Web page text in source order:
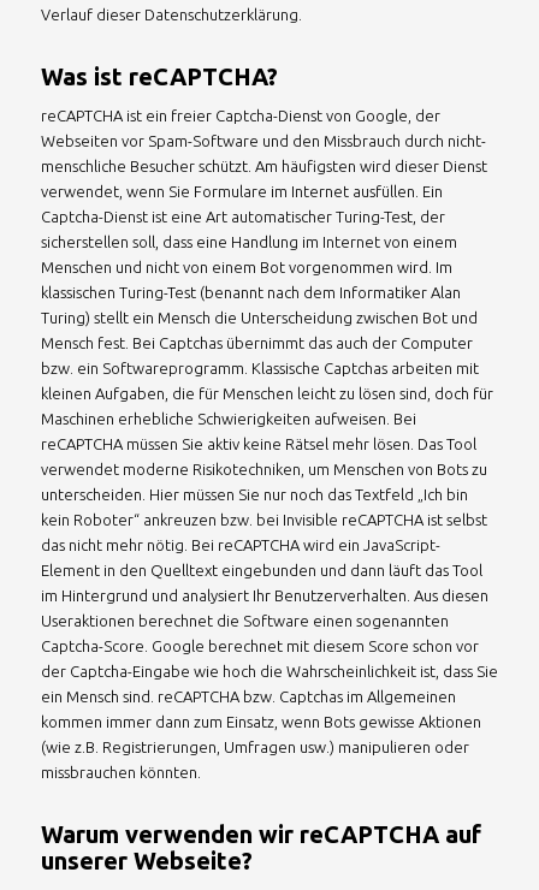
Verlauf dieser Datenschutzerklärung.
Was ist reCAPTCHA?
reCAPTCHA ist ein freier Captcha-Dienst von Google, der
Webseiten vor Spam-Software und den Missbrauch durch nicht-
menschliche Besucher schützt. Am häufigsten wird dieser Dienst
verwendet, wenn Sie Formulare im Internet ausfüllen. Ein
Captcha-Dienst ist eine Art automatischer Turing-Test, der
sicherstellen soll, dass eine Handlung im Internet von einem
Menschen und nicht von einem Bot vorgenommen wird. Im
klassischen Turing-Test (benannt nach dem Informatiker Alan
Turing) stellt ein Mensch die Unterscheidung zwischen Bot und
Mensch fest. Bei Captchas übernimmt das auch der Computer
bzw. ein Softwareprogramm. Klassische Captchas arbeiten mit
kleinen Aufgaben, die für Menschen leicht zu lösen sind, doch für
Maschinen erhebliche Schwierigkeiten aufweisen. Bei
reCAPTCHA müssen Sie aktiv keine Rätsel mehr lösen. Das Tool
verwendet moderne Risikotechniken, um Menschen von Bots zu
unterscheiden. Hier müssen Sie nur noch das Textfeld „Ich bin
kein Roboter“ ankreuzen bzw. bei Invisible reCAPTCHA ist selbst
das nicht mehr nötig. Bei reCAPTCHA wird ein JavaScript-
Element in den Quelltext eingebunden und dann läuft das Tool
im Hintergrund und analysiert Ihr Benutzerverhalten. Aus diesen
Useraktionen berechnet die Software einen sogenannten
Captcha-Score. Google berechnet mit diesem Score schon vor
der Captcha-Eingabe wie hoch die Wahrscheinlichkeit ist, dass Sie
ein Mensch sind. reCAPTCHA bzw. Captchas im Allgemeinen
kommen immer dann zum Einsatz, wenn Bots gewisse Aktionen
(wie z.B. Registrierungen, Umfragen usw.) manipulieren oder
missbrauchen könnten.
Warum verwenden wir reCAPTCHA auf
unserer Webseite?